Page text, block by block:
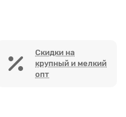
Скидки на
крупный и мелкий
опт